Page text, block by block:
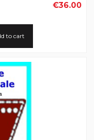
€36.00
to cart